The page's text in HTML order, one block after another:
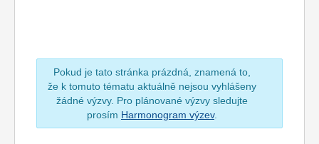
Pokud je tato stránka prázdná, znamená to,
že k tomuto tématu aktuálně nejsou vyhlášeny
žádné výzvy. Pro plánované výzvy sledujte
prosím Harmonogram výzev.